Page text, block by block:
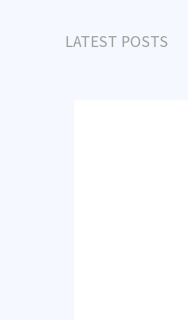
LATEST POSTS